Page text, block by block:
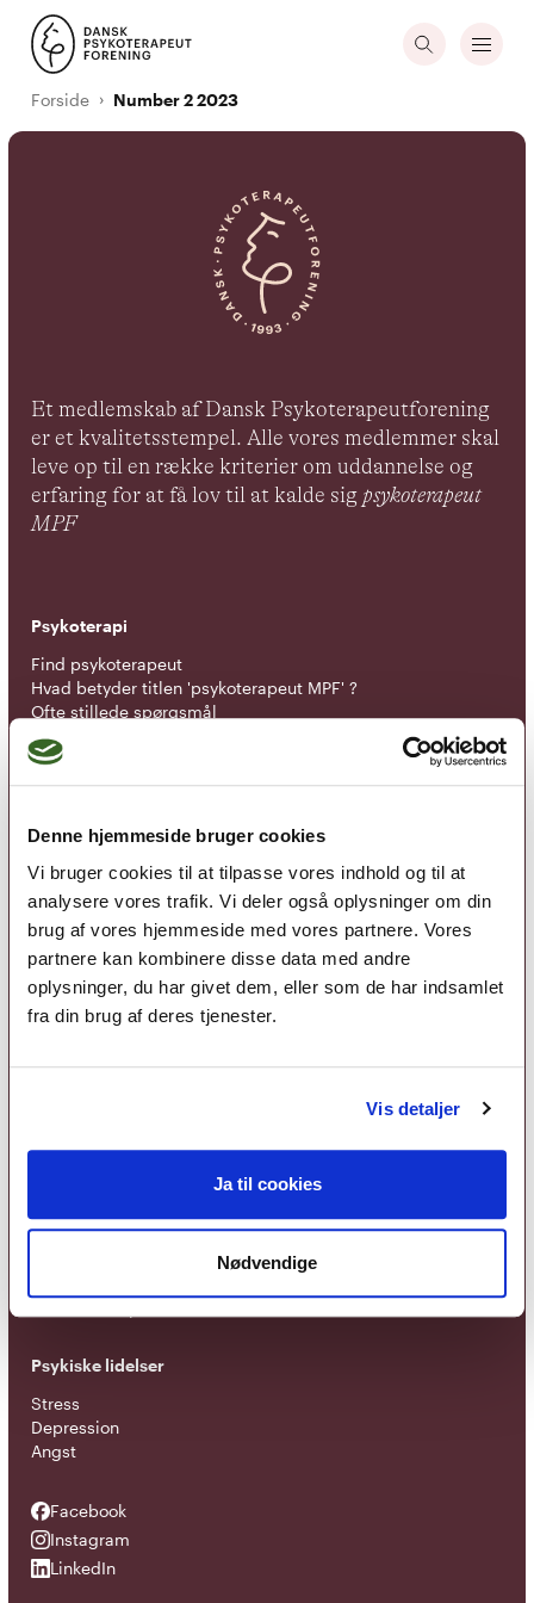
Denne hjemmeside bruger cookies
Vi bruger cookies til at tilpasse vores indhold og til at
analysere vores trafik. Vi deler også oplysninger om din
brug af vores hjemmeside med vores partnere. Vores
partnere kan kombinere disse data med andre
oplysninger, du har givet dem, eller som de har indsamlet
fra din brug af deres tjenester.
Vis detaljer
Ja til cookies
Nødvendige
Forside Number 2 2023
Et medlemskab af Dansk Psykoterapeutforening
er et kvalitetsstempel. Alle vores medlemmer skal
leve op til en række kriterier om uddannelse og
erfaring for at få lov til at kalde sig psykoterapeut
MPF
Psykoterapi
Find psykoterapeut
Hvad betyder titlen 'psykoterapeut MPF' ?
Ofte stillede spørgsmål
Psykoterapeuter nær dig
Medlemskab
Optagelseskriterier
Kontingent
Nyheder
Tidsskrift for Psykoterapi
Tilmeld nyhedsbrev
Terapiretninger
Psykiske lidelser
Stress
Depression
Angst
Facebook
Facebook
Instagram
Instagram
LinkedIn
LinkedIn